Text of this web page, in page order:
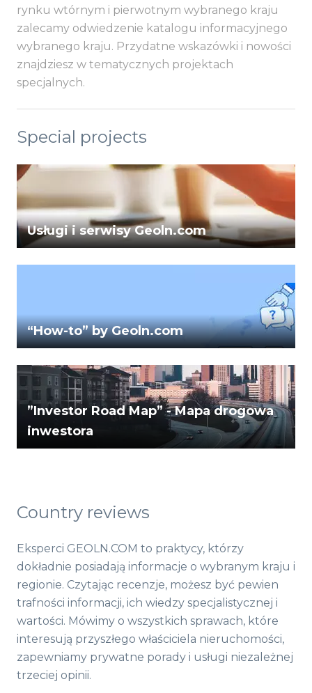
rynku wtórnym i pierwotnym wybranego kraju
zalecamy odwiedzenie katalogu informacyjnego
wybranego kraju. Przydatne wskazówki i nowości
znajdziesz w tematycznych projektach
specjalnych.
Special projects
Usługi i serwisy Geoln.com
“How-to” by Geoln.com
”Investor Road Map” - Mapa drogowa
inwestora
Country reviews
Eksperci GEOLN.COM to praktycy, którzy
dokładnie posiadają informacje o wybranym kraju i
regionie. Czytając recenzje, możesz być pewien
trafności informacji, ich wiedzy specjalistycznej i
wartości. Mówimy o wszystkich sprawach, które
interesują przyszłego właściciela nieruchomości,
zapewniamy prywatne porady i usługi niezależnej
trzeciej opinii.